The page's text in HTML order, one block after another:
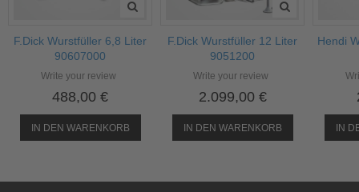
F.Dick Wurstfüller 6,8 Liter
90607000
Write your review
488,00 €
IN DEN WARENKORB
F.Dick Wurstfüller 12 Liter
9051200
Write your review
2.099,00 €
IN DEN WARENKORB
Hendi
IN